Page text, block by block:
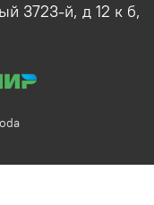
3723-й, д 12 к б,